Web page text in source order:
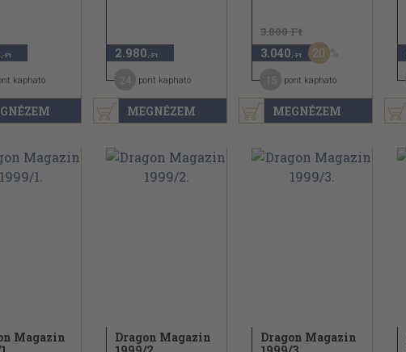
,-Ft
kapható
MEGNÉZEM
2.980 ,-Ft
pont kapható
MEGNÉZEM
3.800 Ft
3.040 ,-Ft 20
pont kapható
Magazin
Dragon Magazin
Dragon Magazin